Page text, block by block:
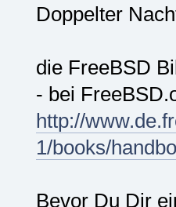
Doppelter
die FreeBSD
- bei
http://
1/books/
Bevor Du Dir